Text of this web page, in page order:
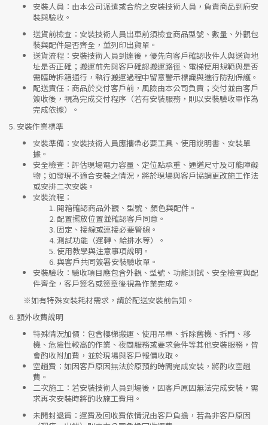
安裝人員 ：由本公司派遣或合約之安裝技術人員，負責商品到府安
裝與驗收。
送貨前檢查 ：安裝技術人員出車前須檢查商品型號、數量、外觀包
裝與配件是否齊全，並列印出貨單。
送貨流程 ：安裝技術人員到達後，優先向客戶確認收件人與送貨地
址是否正確；搬運前先與客戶確認搬運路徑、電梯使用規範與是否
需臨時拆箱通行，執行搬運過程中留意警示標識與進行防刮保護。
配送責任 ：商品於交付客戶前，風險由本公司負責；交付並由客戶
簽收後，視為完成交付程序（若有安裝服務，則以安裝驗收單作為
完成依據）。
5. 安裝作業標準
安裝準備 ：安裝技術人員應攜帶必要工具、使用說明書、安裝單
據。
安全檢查 ：評估現場電力容量、定位點承重、通道尺寸及可能障礙
物；如發現不適合安裝之情況，將於現場與客戶協調更改施工作法
或安排二次安裝。
安裝流程 ：
開箱確認商品外觀、型號、顏色與配件。
配置擺放位置並確認客戶同意。
固定、接線或連接必要管線。
測試功能（運轉、給排水等）。
使用教學與注意事項說明。
與客戶共同簽署安裝驗收單。
安裝驗收 ：驗收項目應包含外觀、型號、功能測試、安全檢查與配
件齊全，客戶簽名或簽章後視為作業完成。
※如有特殊安裝耗材需求，請於配送安裝前告知。
6. 額外收費說明
特殊情況加價 ：包含樓梯搬運、使用吊車、拆除舊機、拆門、移
機、危險性較高的作業、夜間服務或要求急件等其他安裝服務，皆
會酌收附加費，並於現場與客戶報價收取。
空趟費 ：如因客戶原因無法於原預約時間完成安裝，將酌收空趟
費。
二次施工 ：若安裝技術人員到場後，因客戶原因無法完成安裝，需
求再次安裝時將酌收施工費用。
未開封退貨 ：運費及回收費依情況由客戶負擔，若為非客戶原因